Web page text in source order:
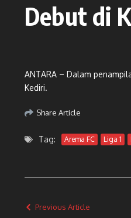
Debut di
ANTARA – Dalam
Kediri.
Share Article
Tag: Arema FC Liga 1
Previous Article